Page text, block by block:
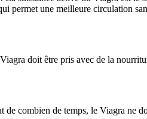
permet une meilleure circulation
doit être pris avec de la
combien de temps, le Viagra ne